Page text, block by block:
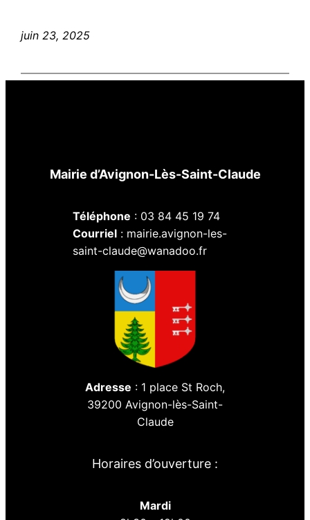
juin 23, 2025
Mairie d’Avignon-Lès-Saint-Claude
Téléphone : 03 84 45 19 74
Courriel: mairie.avignon-les-
saint-claude@wanadoo.fr
Adresse : 1 place St Roch,
39200 Avignon-lès-Saint-
Claude
Horaires d’ouverture :
Mardi